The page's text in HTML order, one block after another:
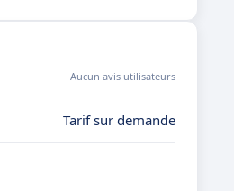
Aucun avis utilisateurs
Tarif sur demande